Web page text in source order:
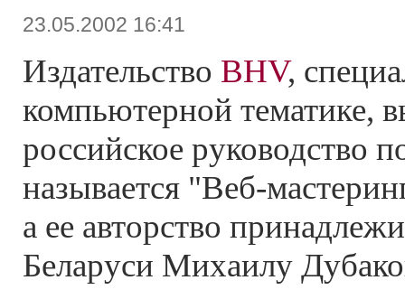
23.05.2002 16:41
Издательство BHV,
компьютерной тематике,
российское руководство
называется "Веб-
а ее авторство
Беларуси Михаилу